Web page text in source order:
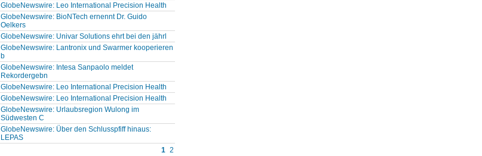
GlobeNewswire: Leo International Precision Health
GlobeNewswire: BioNTech ernennt Dr. Guido
Oelkers
GlobeNewswire: Univar Solutions ehrt bei den jährl
GlobeNewswire: Lantronix und Swarmer kooperieren
b
GlobeNewswire: Intesa Sanpaolo meldet
Rekordergebn
GlobeNewswire: Leo International Precision Health
GlobeNewswire: Leo International Precision Health
GlobeNewswire: Urlaubsregion Wulong im
Südwesten C
GlobeNewswire: Über den Schlusspfiff hinaus:
LEPAS
1 2